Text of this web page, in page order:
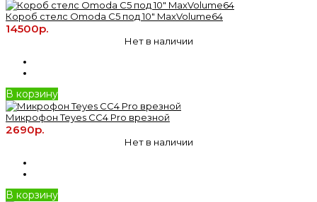
Короб стелс Omoda C5 под 10" MaxVolume64
14500р.
Нет в наличии
В корзину
Микрофон Teyes CC4 Pro врезной
2690р.
Нет в наличии
В корзину